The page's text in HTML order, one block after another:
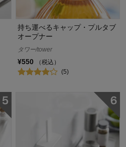
持ち運べるキャップ・プルタブ
オープナー
タワー/tower
¥550
（税込）
(5)